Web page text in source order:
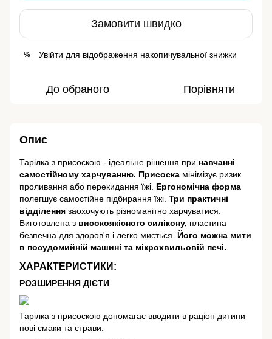
Замовити швидко
% Увійти для відображення накопичувальної знижки
До обраного Порівняти
Опис
Тарілка з присоскою - ідеальне рішення при навчанні
самостійному харчуванню. Присоска мінімізує ризик
проливання або перекидання їжі. Ергономічна форма
полегшує самостійне підбирання їжі. Три практичні
відділення заохочують різноманітно харчуватися.
Виготовлена з високоякісного силікону, пластина
безпечна для здоров'я і легко миється. Його можна мити
в посудомийній машині та мікрохвильовій печі.
ХАРАКТЕРИСТИКИ:
РОЗШИРЕННЯ ДІЄТИ
Тарілка з присоскою допомагає вводити в раціон дитини
нові смаки та страви.